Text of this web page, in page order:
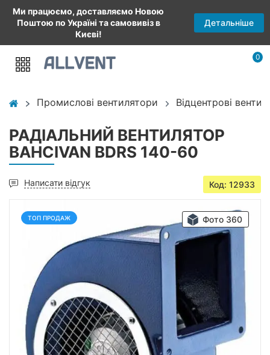
Ми працюємо, доставляємо Новою
Поштою по Україні та самовивіз в
Києві!
Детальніше
0
Промислові вентилятори Відцентрові
РАДІАЛЬНИЙ ВЕНТИЛЯТОР
BAHCIVAN BDRS 140-60
Написати відгук Код: 12933
ТОП ПРОДАЖ Фото 360